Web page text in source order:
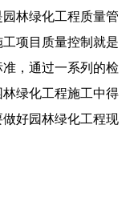
林绿化工程质量管
项目质量控制就是
，通过一系列的检
绿化工程施工中得
好园林绿化工程现